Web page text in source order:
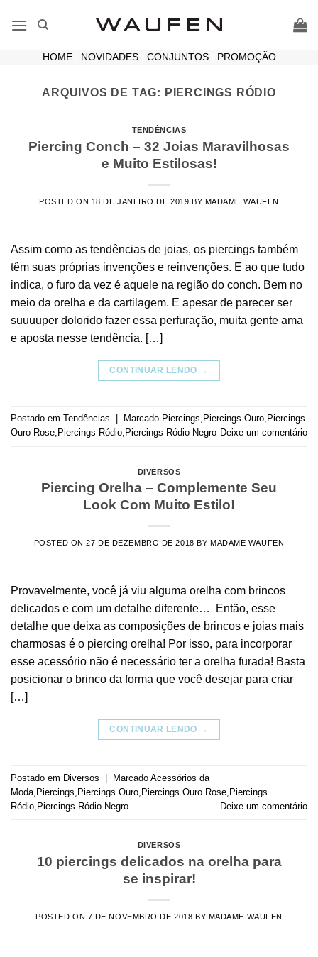
HOME| NOVIDADES| CONJUNTOS| PROMOÇÃO
ARQUIVOS DE TAG: PIERCINGS RÓDIO
TENDÊNCIAS
Piercing Conch – 32 Joias Maravilhosas
e Muito Estilosas!
POSTED ON 18 DE JANEIRO DE 2019 BY MADAME WAUFEN
Assim como as tendências de joias, os piercings também
têm suas próprias invenções e reinvenções. E ao que tudo
indica, o furo da vez é aquele na região do conch. Bem no
meio da orelha e da cartilagem. E apesar de parecer ser
suuuuper dolorido fazer essa perfuração, muita gente ama
e aposta nesse tendência. […]
CONTINUAR LENDO →
Postado em Tendências Marcado Piercings Piercings Ouro Piercings
Ouro Rose Piercings Ródio Piercings Ródio Negro Deixe um comentário
DIVERSOS
Piercing Orelha – Complemente Seu
Look Com Muito Estilo!
POSTED ON27 DE DEZEMBRO DE 2018 BY MADAME WAUFEN
Provavelmente, você já viu alguma orelha com brincos
delicados e com um detalhe diferente… Então, esse
detalhe que deixa as composições de brincos e joias mais
charmosas é o piercing orelha! Por isso, para incorporar
esse acessório não é necessário ter a orelha furada! Basta
posicionar o brinco da forma que você desejar para criar
[…]
CONTINUAR LENDO →
Postado em Diversos | Marcado Acessórios da
Moda Piercings Piercings Ouro Piercings Ouro Rose Piercings
Ródio Piercings Ródio Negro Deixe um comentário
DIVERSOS
10 piercings delicados na orelha para
se inspirar!
POSTED ON 7 DE NOVEMBRO DE 2018 BY MADAME WAUFEN